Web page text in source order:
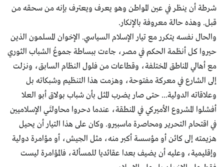
شرطة أن ينظر في عين المواطن وهو يعرف ويعترف بإنه من سحقه من
قبل. وهذه حالة معروفة بالإنكار.
والحال نفسه يتكرر مع تيار الإسلام السياسي. الإخوان المسلمون الذين
حيروا كل أنظمة الحكم في مصر، جاءت ببساطة جموعُ الشباب الثوري
مع أهالي المناطق المختلفة، وقطاعات من فلول النظام السابق، ونزلت
إلى الشارع في معركة مفتوحة، وهزمت هذا التنظيم وشبكاته بل
وعلاقاته الدولية... حتى صار يضرب المثل بأن شباب بولاق أبو العلا
أفشلوا المشروع الأميركي في المنطقة، عندما دحروا محاولتَي الإسلاميين
في اقتحام التحرير ومحاصرة ماسبيرو. وكان على هذا التيار أن يحيل
هزيمته إلى كائن أو مؤسسة أكبر منه، مثل الجيش، أو مؤامرة دولية
وإقليمية، وعليه أن يضيف بعدا عقائديا للمسألة، فالمؤامرة ليست